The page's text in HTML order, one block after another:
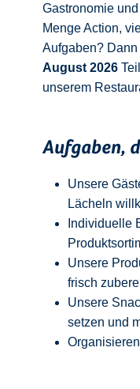
Gastronomie
Menge Action,
Aufgaben?
August 2026
unserem
Aufgaben,
Unsere
Lächeln w
Individuelle
Unsere
frisch
Unsere
setzen und